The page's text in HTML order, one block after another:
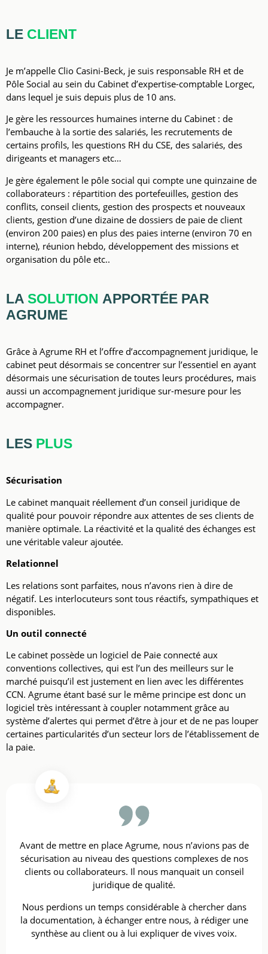
LE CLIENT
Je m’appelle Clio Casini-Beck, je suis responsable RH et de
Pôle Social au sein du Cabinet d’expertise-comptable Lorgec,
dans lequel je suis depuis plus de 10 ans.
Je gère les ressources humaines interne du Cabinet : de
l’embauche à la sortie des salariés, les recrutements de
certains profils, les questions RH du CSE, des salariés, des
dirigeants et managers etc…
Je gère également le pôle social qui compte une quinzaine de
collaborateurs : répartition des portefeuilles, gestion des
conflits, conseil clients, gestion des prospects et nouveaux
clients, gestion d’une dizaine de dossiers de paie de client
(environ 200 paies) en plus des paies interne (environ 70 en
interne), réunion hebdo, développement des missions et
organisation du pôle etc..
LA SOLUTION APPORTÉE PAR
AGRUME
Grâce à Agrume RH et l’offre d’accompagnement juridique, le
cabinet peut désormais se concentrer sur l’essentiel en ayant
désormais une sécurisation de toutes leurs procédures, mais
aussi un accompagnement juridique sur-mesure pour les
accompagner.
LES PLUS
Sécurisation
Le cabinet manquait réellement d’un conseil juridique de
qualité pour pouvoir répondre aux attentes de ses clients de
manière optimale. La réactivité et la qualité des échanges est
une véritable valeur ajoutée.
Relationnel
Les relations sont parfaites, nous n’avons rien à dire de
négatif. Les interlocuteurs sont tous réactifs, sympathiques et
disponibles.
Un outil connecté
Le cabinet possède un logiciel de Paie connecté aux
conventions collectives, qui est l’un des meilleurs sur le
marché puisqu’il est justement en lien avec les différentes
CCN. Agrume étant basé sur le même principe est donc un
logiciel très intéressant à coupler notamment grâce au
système d’alertes qui permet d’être à jour et de ne pas louper
certaines particularités d’un secteur lors de l’établissement de
la paie.
Avant de mettre en place Agrume, nous n’avions pas de
sécurisation au niveau des questions complexes de nos
clients ou collaborateurs. Il nous manquait un conseil
juridique de qualité.
Nous perdions un temps considérable à chercher dans
la documentation, à échanger entre nous, à rédiger une
synthèse au client ou à lui expliquer de vives voix.